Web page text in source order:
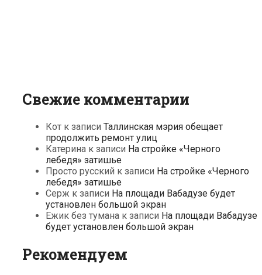
Свежие комментарии
Кот к записи Таллинская мэрия обещает
продолжить ремонт улиц
Катерина к записи На стройке «Черного
лебедя» затишье
Просто русский к записи На стройке «Черного
лебедя» затишье
Серж к записи На площади Вабадузе будет
установлен большой экран
Ежик без тумана к записи На площади Вабадузе
будет установлен большой экран
Рекомендуем